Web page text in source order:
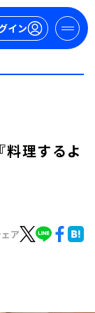
イン
料理するよ
ア